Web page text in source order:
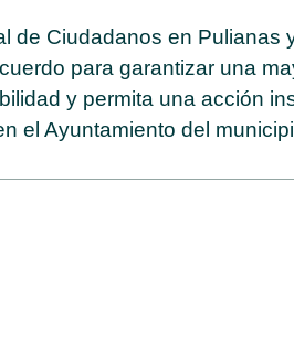
de Ciudadanos en Pulianas
para garantizar una
y permita una acción
el Ayuntamiento del